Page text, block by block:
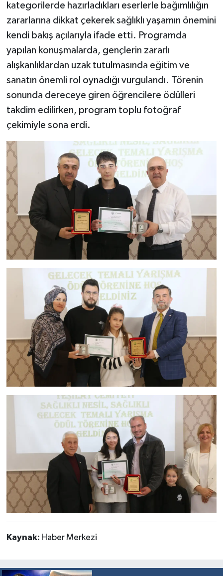
kategorilerde hazırladıkları eserlerle bağımlılığın
zararlarına dikkat çekerek sağlıklı yaşamın önemini
kendi bakış açılarıyla ifade etti. Programda
yapılan konuşmalarda, gençlerin zararlı
alışkanlıklardan uzak tutulmasında eğitim ve
sanatın önemli rol oynadığı vurgulandı. Törenin
sonunda dereceye giren öğrencilere ödülleri
takdim edilirken, program toplu fotoğraf
çekimiyle sona erdi.
Kaynak: Haber Merkezi
Simav
Siyaset
Spor
Teknoloji
Video Galeri
Yaşam
Yemek Tarifleri